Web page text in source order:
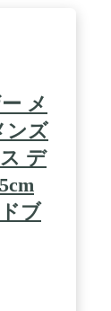
メ
ンズ
デ
ブ